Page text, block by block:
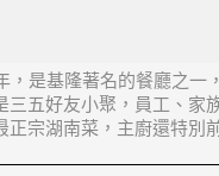
，是基隆著名的餐廳之一
三五好友小聚，員工、家
正宗湖南菜，主廚還特別